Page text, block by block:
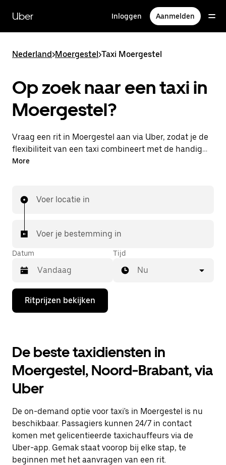
naar
hoofdinhoud
Uber Inloggen Aanmelden
Nederland>Moergestel>Taxi Moergestel
Op zoek naar een taxi in
Moergestel?
Vraag een rit in Moergestel aan via Uber, zodat je de
flexibiliteit van een taxi combineert met de handige
functies in de app. Je kunt on-demand een
Je rit is binnen handbereik.
More
Voer locatie in
Voer je bestemming in
Datum
Druk
de
de
agenda
te
openen
en
een
te
selecteren.
Druk
op
Escape
om
Tijd
Nu
Ritprijzen bekijken
De beste taxidiensten in
Moergestel, Noord-Brabant, via
Uber
De on-demand optie voor taxi's in Moergestel is nu
beschikbaar. Passagiers kunnen 24/7 in contact
komen met gelicentieerde taxichauffeurs via de
Uber-app. Gemak staat voorop bij elke stap, te
beginnen met het aanvragen van een rit.